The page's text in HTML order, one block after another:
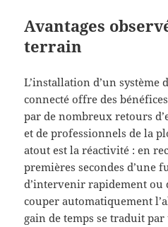
Avantages
terrain
L’installation d’un système
connecté offre des
par de nombreux retours
et de professionnels de la
atout est la réactivité : en
premières secondes d’une
d’intervenir rapidement ou
couper automatiquement
gain de temps se traduit